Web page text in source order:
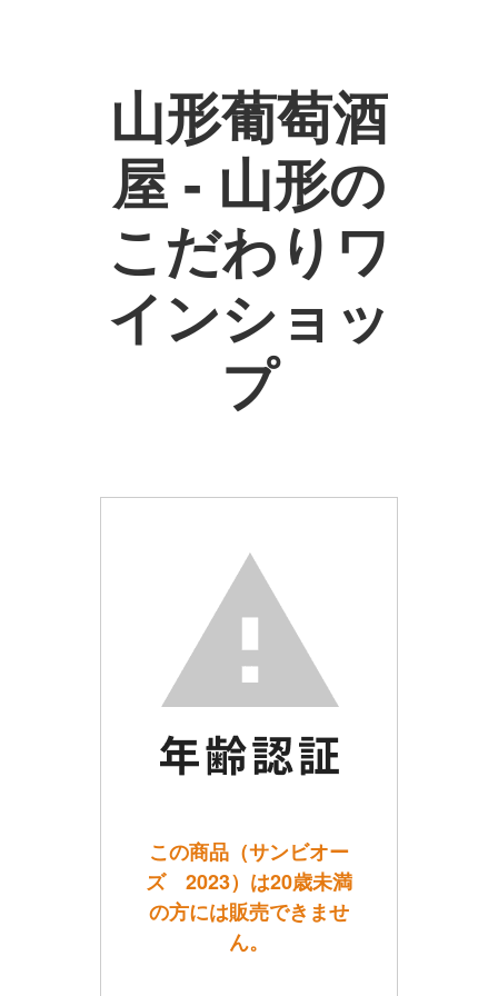
山形葡萄酒
屋 - 山形の
こだわりワ
インショッ
プ
この商品（サンビオー
ズ 2023）は20歳未満
の方には販売できませ
ん。